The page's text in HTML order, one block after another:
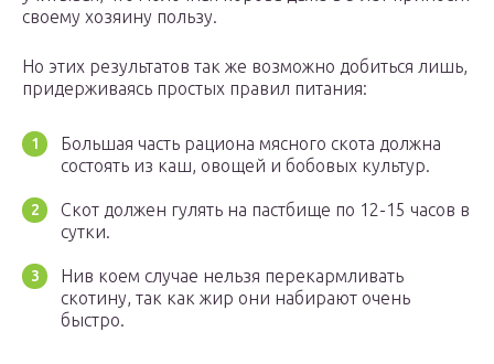
своему хозяину пользу.
Но этих результатов так же возможно добиться лишь,
придерживаясь простых правил питания:
Большая часть рациона мясного скота должна
состоять из каш, овощей и бобовых культур.
Скот должен гулять на пастбище по 12-15 часов в
сутки.
Нив коем случае нельзя перекармливать
скотину, так как жир они набирают очень
быстро.